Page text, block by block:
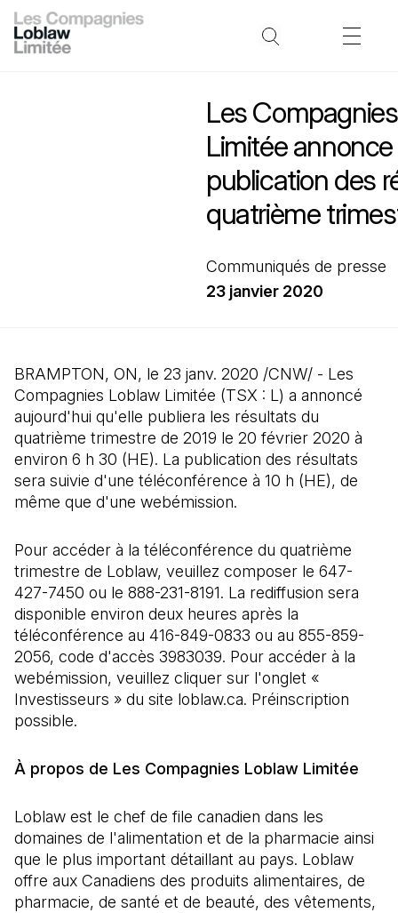
Les
Limitée
publication des
quatrième
Communiqués de presse
23 janvier 2020
BRAMPTON, ON, le 23 janv. 2020 /CNW/ - Les
Compagnies Loblaw Limitée (TSX : L) a annoncé
aujourd'hui qu'elle publiera les résultats du
quatrième trimestre de 2019 le 20 février 2020 à
environ 6 h 30 (HE). La publication des résultats
sera suivie d'une téléconférence à 10 h (HE), de
même que d'une webémission.
Pour accéder à la téléconférence du quatrième
trimestre de Loblaw, veuillez composer le 647-
427-7450 ou le 888-231-8191. La rediffusion sera
disponible environ deux heures après la
téléconférence au 416-849-0833 ou au 855-859-
2056, code d'accès 3983039. Pour accéder à la
webémission, veuillez cliquer sur l'onglet «
Investisseurs » du site loblaw.ca. Préinscription
possible.
À propos de Les Compagnies Loblaw Limitée
Loblaw est le chef de file canadien dans les
domaines de l'alimentation et de la pharmacie ainsi
que le plus important détaillant au pays. Loblaw
offre aux Canadiens des produits alimentaires, de
pharmacie, de santé et de beauté, des vêtements,